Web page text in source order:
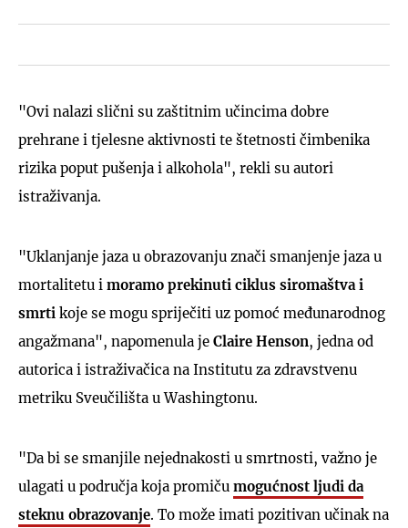
"Ovi nalazi slični su zaštitnim učincima dobre
prehrane i tjelesne aktivnosti te štetnosti čimbenika
rizika poput pušenja i alkohola", rekli su autori
istraživanja.
"Uklanjanje jaza u obrazovanju znači smanjenje jaza u
mortalitetu i moramo prekinuti ciklus siromaštva i
smrti koje se mogu spriječiti uz pomoć međunarodnog
angažmana", napomenula je Claire Henson, jedna od
autorica i istraživačica na Institutu za zdravstvenu
metriku Sveučilišta u Washingtonu.
"Da bi se smanjile nejednakosti u smrtnosti, važno je
ulagati u područja koja promiču mogućnost ljudi da
steknu obrazovanje. To može imati pozitivan učinak na